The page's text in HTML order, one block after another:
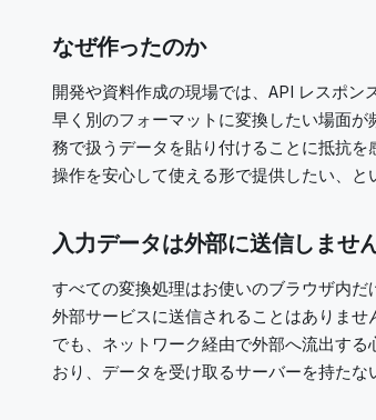
なぜ作ったのか
開発や資料作成の現場では、API レスポ
早く別のフォーマットに変換したい場面
務で扱うデータを貼り付けることに抵抗
操作を安心して使える形で提供したい、と
入力データは外部に送信しませ
すべての変換処理はお使いのブラウザ内
外部サービスに送信されることはありま
でも、ネットワーク経由で外部へ流出す
おり、データを受け取るサーバーを持たな